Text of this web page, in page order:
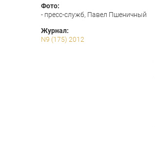
Фото:
- пресс-служб, Павел Пшеничный
Журнал:
N9 (175) 2012